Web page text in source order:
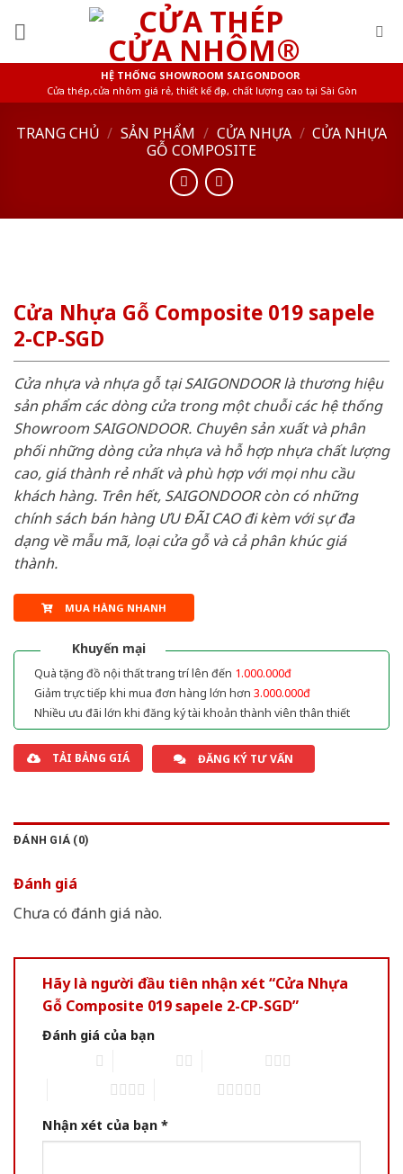
HỆ THỐNG SHOWROOM SAIGONDOOR
Cửa thép,cửa nhôm giá rẻ, thiết kế đẹp, chất lượng cao tại Sài Gòn
TRANG CHỦ / SẢN PHẨM / CỬA NHỰA / CỬA NHỰA
GỖ COMPOSITE
Cửa Nhựa Gỗ Composite 019 sapele
2-CP-SGD
Cửa nhựa và nhựa gỗ tại SAIGONDOOR là thương hiệu
sản phẩm các dòng cửa trong một chuỗi các hệ thống
Showroom SAIGONDOOR. Chuyên sản xuất và phân
phối những dòng cửa nhựa và hỗ hợp nhựa chất lượng
cao, giá thành rẻ nhất và phù hợp với mọi nhu cầu
khách hàng. Trên hết, SAIGONDOOR còn có những
chính sách bán hàng ƯU ĐÃI CAO đi kèm với sự đa
dạng về mẫu mã, loại cửa gỗ và cả phân khúc giá
thành.
MUA HÀNG NHANH
Khuyến mại
Quà tặng đồ nội thất trang trí lên đến 1.000.000đ
Giảm trực tiếp khi mua đơn hàng lớn hơn 3.000.000đ
Nhiều ưu đãi lớn khi đăng ký tài khoản thành viên thân thiết
TẢI BẢNG GIÁ ĐĂNG KÝ TƯ VẤN
ĐÁNH GIÁ (0)
Đánh giá
Chưa có đánh giá nào.
Hãy là người đầu tiên nhận xét “Cửa Nhựa
Gỗ Composite 019 sapele 2-CP-SGD”
Đánh giá của bạn
Nhận xét của bạn *